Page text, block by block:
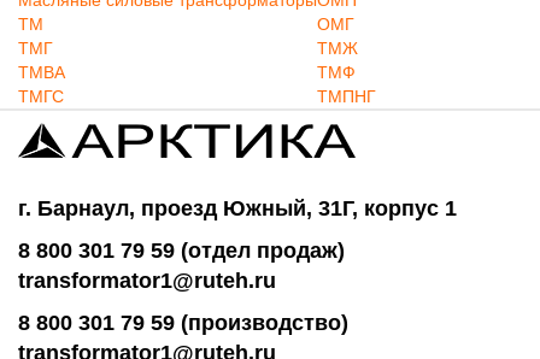
ТМ
ТМГ
ТМВА
ТМГС
ОМГ
ТМЖ
ТМФ
ТМПНГ
г. Барнаул, проезд Южный, 31Г, корпус 1
8 800 301 79 59 (отдел продаж)
transformator1@ruteh.ru
8 800 301 79 59 (производство)
transformator1@ruteh.ru